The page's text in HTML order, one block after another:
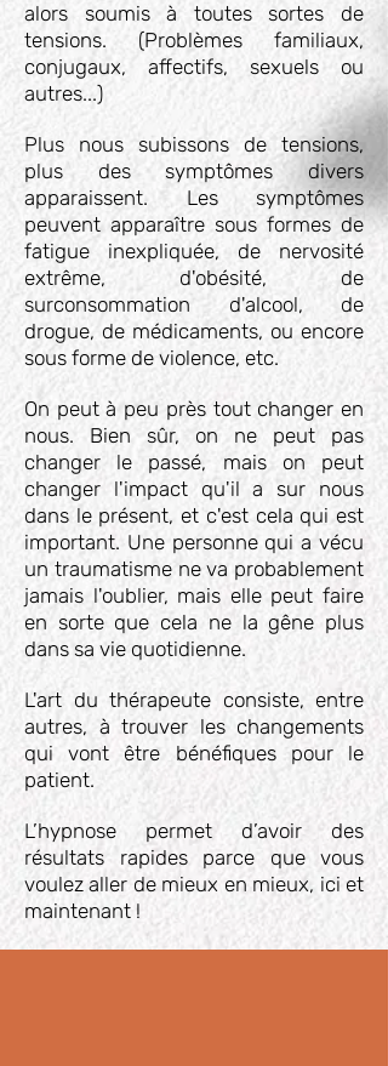
alors soumis à toutes sortes de
tensions. (Problèmes familiaux,
conjugaux, affectifs, sexuels ou
autres...)
Plus nous subissons de tensions,
plus des symptômes divers
apparaissent. Les symptômes
peuvent apparaître sous formes de
fatigue inexpliquée, de nervosité
extrême, d'obésité, de
surconsommation d'alcool, de
drogue, de médicaments, ou encore
sous forme de violence, etc.
On peut à peu près tout changer en
nous. Bien sûr, on ne peut pas
changer le passé, mais on peut
changer l'impact qu'il a sur nous
dans le présent, et c'est cela qui est
important. Une personne qui a vécu
un traumatisme ne va probablement
jamais l'oublier, mais elle peut faire
en sorte que cela ne la gêne plus
dans sa vie quotidienne.
L'art du thérapeute consiste, entre
autres, à trouver les changements
qui vont être bénéfiques pour le
patient.
L’hypnose permet d’avoir des
résultats rapides parce que vous
voulez aller de mieux en mieux, ici et
maintenant !